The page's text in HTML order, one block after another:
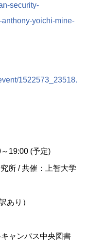
security-
yoichi-mine-
1522573_23518.
19:00 (予定)
所 / 共催：上智大学
あり）
ャンパス中央図書